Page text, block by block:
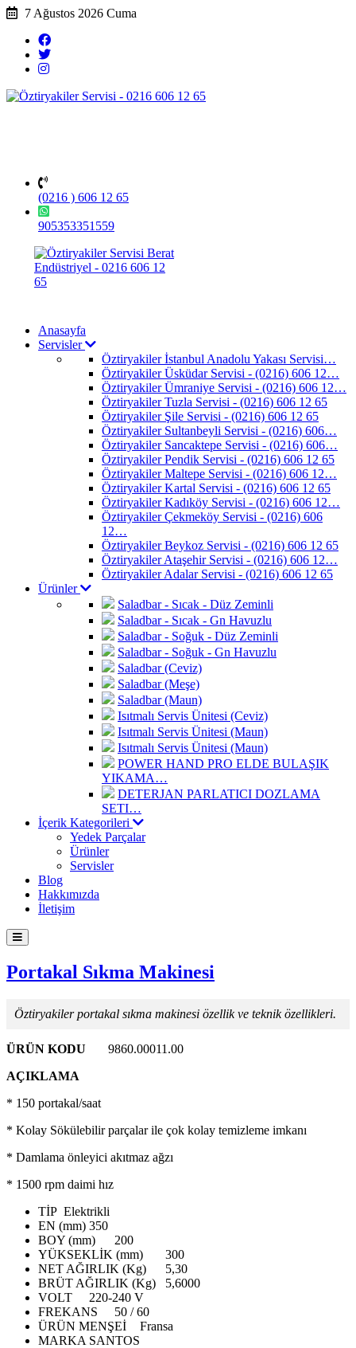
7 Ağustos 2026 Cuma
(0216 ) 606 12 65
905353351559
Anasayfa
Servisler
Öztiryakiler İstanbul Anadolu Yakası Servisi…
Öztiryakiler Üsküdar Servisi - (0216) 606 12…
Öztiryakiler Ümraniye Servisi - (0216) 606 12…
Öztiryakiler Tuzla Servisi - (0216) 606 12 65
Öztiryakiler Şile Servisi - (0216) 606 12 65
Öztiryakiler Sultanbeyli Servisi - (0216) 606…
Öztiryakiler Sancaktepe Servisi - (0216) 606…
Öztiryakiler Pendik Servisi - (0216) 606 12 65
Öztiryakiler Maltepe Servisi - (0216) 606 12…
Öztiryakiler Kartal Servisi - (0216) 606 12 65
Öztiryakiler Kadıköy Servisi - (0216) 606 12…
Öztiryakiler Çekmeköy Servisi - (0216) 606
12…
Öztiryakiler Beykoz Servisi - (0216) 606 12 65
Öztiryakiler Ataşehir Servisi - (0216) 606 12…
Öztiryakiler Adalar Servisi - (0216) 606 12 65
Ürünler
Saladbar - Sıcak - Düz Zeminli
Saladbar - Sıcak - Gn Havuzlu
Saladbar - Soğuk - Düz Zeminli
Saladbar - Soğuk - Gn Havuzlu
Saladbar (Ceviz)
Saladbar (Meşe)
Saladbar (Maun)
Isıtmalı Servis Ünitesi (Ceviz)
Isıtmalı Servis Ünitesi (Maun)
Isıtmalı Servis Ünitesi (Maun)
POWER HAND PRO ELDE BULAŞIK
YIKAMA…
DETERJAN PARLATICI DOZLAMA
SETI…
İçerik Kategorileri
Yedek Parçalar
Ürünler
Servisler
Blog
Hakkımızda
İletişim
Portakal Sıkma Makinesi
Öztiryakiler portakal sıkma makinesi özellik ve teknik özellikleri.
ÜRÜN KODU
9860.00011.00
AÇIKLAMA
* 150 portakal/saat
* Kolay Sökülebilir parçalar ile çok kolay temizleme imkanı
* Damlama önleyici akıtmaz ağzı
* 1500 rpm daimi hız
TİP Elektrikli
EN (mm) 350
BOY (mm)
200
YÜKSEKLİK (mm)
300
NET AĞIRLIK (Kg)
5,30
BRÜT AĞIRLIK (Kg)
5,6000
VOLT
220-240 V
FREKANS
50 / 60
ÜRÜN MENŞEİ
Fransa
MARKA SANTOS